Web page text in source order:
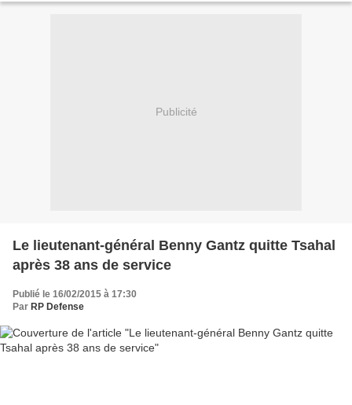
Publicité
Le lieutenant-général Benny Gantz quitte Tsahal
après 38 ans de service
Publié le 16/02/2015 à 17:30
Par RP Defense